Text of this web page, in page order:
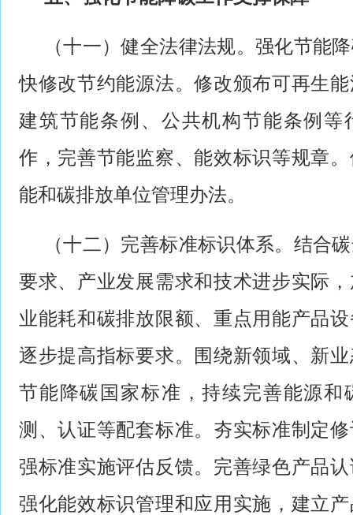
（十一）健全法律法规。强化节能
快修改节约能源法。修改颁布可再生
建筑节能条例、公共机构节能条例等
作，完善节能监察、能效标识等规章
能和碳排放单位管理办法。
（十二）完善标准标识体系。结合
要求、产业发展需求和技术进步实际
业能耗和碳排放限额、重点用能产品
逐步提高指标要求。围绕新领域、新
节能降碳国家标准，持续完善能源和
测、认证等配套标准。夯实标准制定
强标准实施评估反馈。完善绿色产品
强化能效标识管理和应用实施，建立